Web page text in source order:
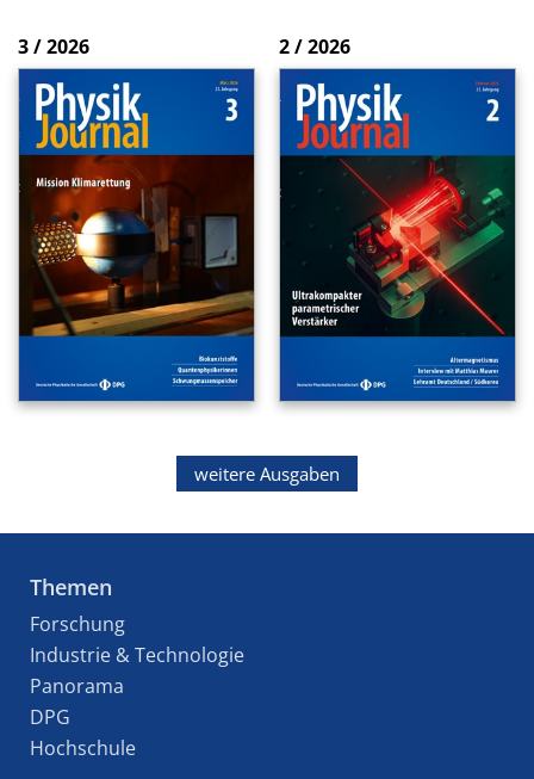
3 / 2026 2 / 2026
weitere Ausgaben
Themen
Forschung
Industrie & Technologie
Panorama
DPG
Hochschule